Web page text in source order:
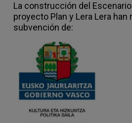
La construcción del
proyecto Plan y Lera Lera han
subvención de: